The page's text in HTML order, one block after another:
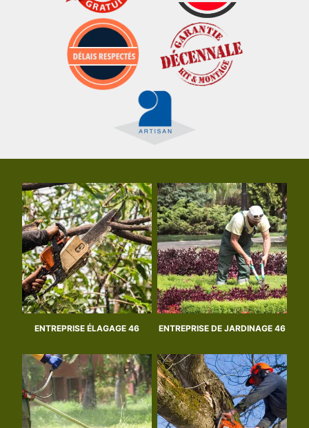
ENTREPRISE ÉLAGAGE 46 ENTREPRISE DE JARDINAGE 46